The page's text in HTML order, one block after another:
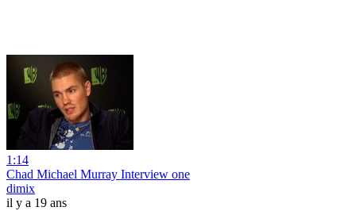
1:14
Chad Michael Murray Interview one
dimix
il y a 19 ans